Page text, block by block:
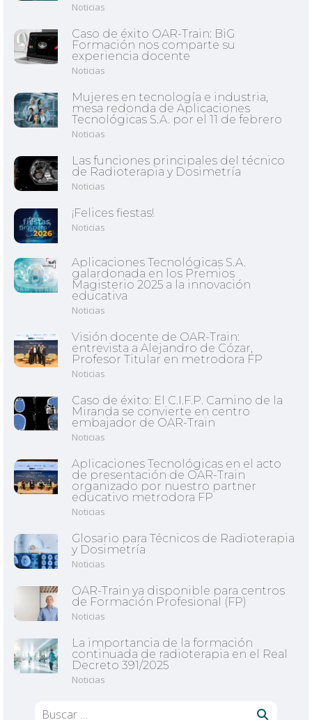
Noticias
Caso de éxito OAR-Train: BiG
Formación nos comparte su
experiencia docente
Noticias
Mujeres en tecnología e industria,
mesa redonda de Aplicaciones
Tecnológicas S.A. por el 11 de febrero
Noticias
Las funciones principales del técnico
de Radioterapia y Dosimetría
Noticias
¡Felices fiestas!
Noticias
Aplicaciones Tecnológicas S.A.
galardonada en los Premios
Magisterio 2025 a la innovación
educativa
Noticias
Visión docente de OAR-Train:
entrevista a Alejandro de Cózar,
Profesor Titular en metrodora FP
Noticias
Caso de éxito: El C.I.F.P. Camino de la
Miranda se convierte en centro
embajador de OAR-Train
Noticias
Aplicaciones Tecnológicas en el acto
de presentación de OAR-Train
organizado por nuestro partner
educativo metrodora FP
Noticias
Glosario para Técnicos de Radioterapia
y Dosimetría
Noticias
OAR-Train ya disponible para centros
de Formación Profesional (FP)
Noticias
La importancia de la formación
continuada de radioterapia en el Real
Decreto 391/2025
Noticias
Buscar: